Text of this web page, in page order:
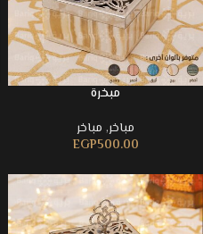
مبخرة
مباخر, مباخر
EGP500.00